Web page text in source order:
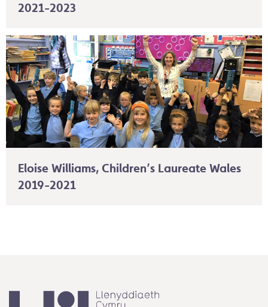
2021-2023
Eloise Williams, Children’s Laureate Wales
2019-2021